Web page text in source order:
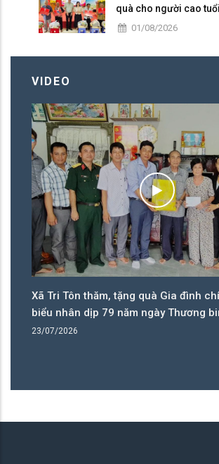
quà cho người cao
biệt khó khăn tại xã Tri
01/08/2026
VIDEO
tặng quà Gia đình chính sách tiêu
79 năm ngày Thương binh, Liệt sĩ